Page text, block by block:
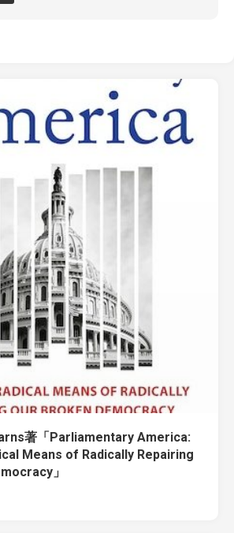
著「Parliamentary America:
Means of Radically Repairing
」